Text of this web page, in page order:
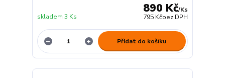
890 Kč/Ks
795 Kčbez DPH
skladem 3 Ks
Přidat do košíku